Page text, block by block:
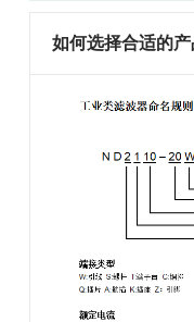
如何选择合适的产